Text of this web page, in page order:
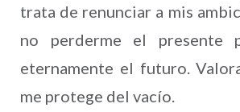
trata de renunciar a mis
no perderme el presente
eternamente el futuro.
me protege del vacío.